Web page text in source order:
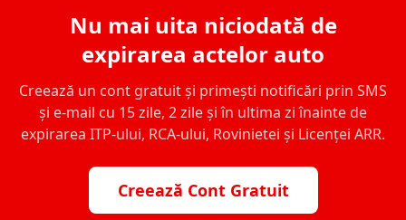
Nu mai uita niciodată de
expirarea actelor auto
Creează un cont gratuit și primești notificări prin SMS
și e-mail cu 15 zile, 2 zile și în ultima zi înainte de
expirarea ITP-ului, RCA-ului, Rovinietei și Licenței ARR.
Creează Cont Gratuit